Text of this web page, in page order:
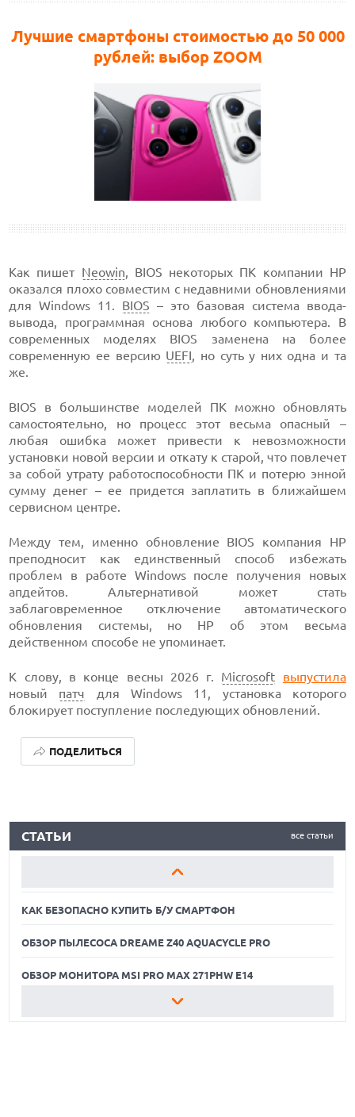
Лучшие смартфоны стоимостью до 50 000
рублей: выбор ZOOM
Как пишет Neowin, BIOS некоторых ПК компании HP
оказался плохо совместим с недавними обновлениями
для Windows 11. BIOS – это базовая система ввода-
вывода, программная основа любого компьютера. В
современных моделях BIOS заменена на более
современную ее версию UEFI, но суть у них одна и та
же.
BIOS в большинстве моделей ПК можно обновлять
самостоятельно, но процесс этот весьма опасный –
любая ошибка может привести к невозможности
установки новой версии и откату к старой, что повлечет
за собой утрату работоспособности ПК и потерю энной
сумму денег – ее придется заплатить в ближайшем
сервисном центре.
Между тем, именно обновление BIOS компания HP
преподносит как единственный способ избежать
проблем в работе Windows после получения новых
апдейтов. Альтернативой может стать
заблаговременное отключение автоматического
обновления системы, но HP об этом весьма
действенном способе не упоминает.
К слову, в конце весны 2026 г. Microsoft
выпустила
новый патч для Windows 11, установка которого
блокирует поступление последующих обновлений.
ПОДЕЛИТЬСЯ
все статьи
СТАТЬИ
ОБЗОР ПЫЛЕСОСА DREAME Z40 AQUACYCLE PRO
ОБЗОР МОНИТОРА MSI PRO MAX 271PHW E14
КАК БЕЗОПАСНО КУПИТЬ Б/У СМАРТФОН
ОБЗОР ПЫЛЕСОСА DREAME Z40 AQUACYCLE PRO
ОБЗОР МОНИТОРА MSI PRO MAX 271PHW E14
КАК БЕЗОПАСНО КУПИТЬ Б/У СМАРТФОН